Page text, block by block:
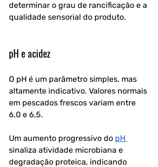
determinar o grau de rancificação e a
qualidade sensorial do produto.
pH e acidez
O pH é um parâmetro simples, mas
altamente indicativo. Valores normais
em pescados frescos variam entre
6,0 e 6,5.
Um aumento progressivo do pH
sinaliza atividade microbiana e
degradação proteica, indicando